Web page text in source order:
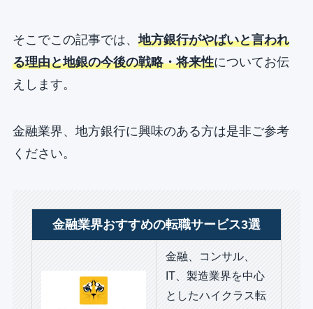
そこでこの記事では、地方銀行がやばいと言われ
る理由と地銀の今後の戦略・将来性についてお伝
えします。
金融業界、地方銀行に興味のある方は是非ご参考
ください。
金融業界おすすめの転職サービス3選
金融、コンサル、
IT、製造業界を中心
としたハイクラス転